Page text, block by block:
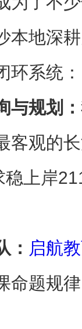
本地深
环系统：
与规划：
客观的
上岸
： 启航
命题规